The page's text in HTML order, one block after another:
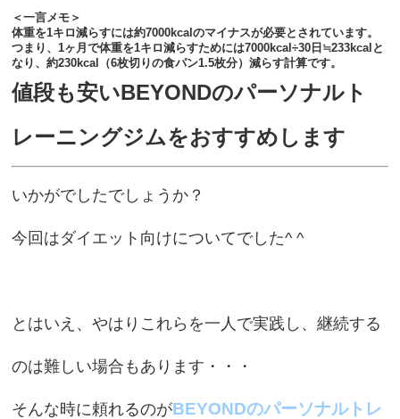
＜一言メモ＞
体重を1キロ減らすには約7000kcalのマイナスが必要とされています。
つまり、1ヶ月で体重を1キロ減らすためには7000kcal÷30日≒233kcalと
なり、約230kcal（6枚切りの食パン1.5枚分）減らす計算です。
値段も安いBEYONDのパーソナルト
レーニングジムをおすすめします
いかがでしたでしょうか？
今回はダイエット向けについてでした^ ^
とはいえ、やはりこれらを一人で実践し、継続する
のは難しい場合もあります・・・
そんな時に頼れるのがBEYONDのパーソナルトレ